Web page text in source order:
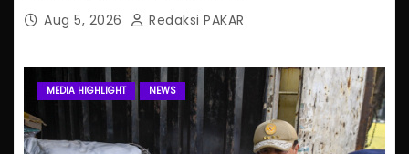
Aug 5, 2026 Redaksi PAKAR
MEDIA HIGHLIGHT NEWS